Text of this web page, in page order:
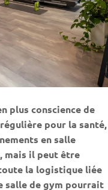
plus conscience de
pour la santé,
en salle
mais il peut être
la logistique liée
salle de gym pourrait